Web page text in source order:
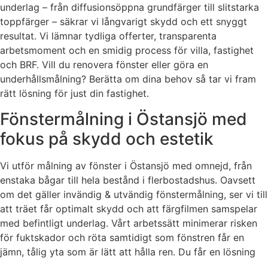
underlag – från diffusionsöppna grundfärger till slitstarka
toppfärger – säkrar vi långvarigt skydd och ett snyggt
resultat. Vi lämnar tydliga offerter, transparenta
arbetsmoment och en smidig process för villa, fastighet
och BRF. Vill du renovera fönster eller göra en
underhållsmålning? Berätta om dina behov så tar vi fram
rätt lösning för just din fastighet.
Fönstermålning i Östansjö med
fokus på skydd och estetik
Vi utför målning av fönster i Östansjö med omnejd, från
enstaka bågar till hela bestånd i flerbostadshus. Oavsett
om det gäller invändig & utvändig fönstermålning, ser vi till
att träet får optimalt skydd och att färgfilmen samspelar
med befintligt underlag. Vårt arbetssätt minimerar risken
för fuktskador och röta samtidigt som fönstren får en
jämn, tålig yta som är lätt att hålla ren. Du får en lösning